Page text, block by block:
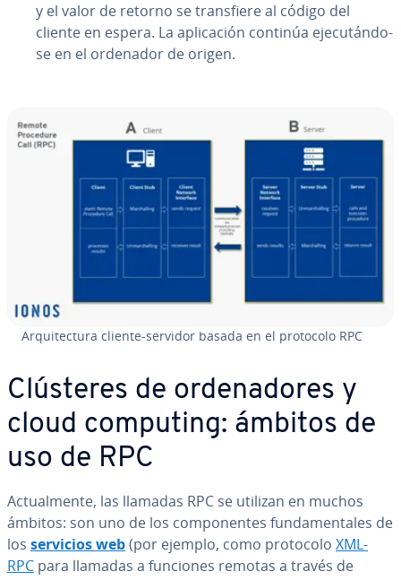
y el valor de retorno se tra­n­s­fie­re al código del
cliente en espera. La apli­ca­ción continúa eje­cu­tá­n­do­
se en el ordenador de origen.
Ar­qui­te­c­tu­ra cliente-servidor basada en el protocolo RPC
Clústeres de or­de­na­do­res y
cloud computing: ámbitos de
uso de RPC
Ac­tua­l­me­n­te, las llamadas RPC se utilizan en muchos
ámbitos: son uno de los co­m­po­ne­n­tes fu­n­da­me­n­ta­les de
los servicios web(por ejemplo, como protocolo XML-
RPC para llamadas a funciones remotas a través de